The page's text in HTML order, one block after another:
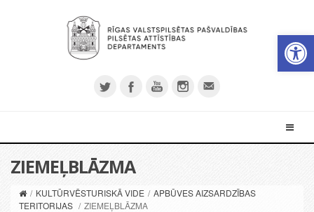
ZIEMEĻBLĀZMA
/ KULTŪRVĒSTURISKĀ VIDE / APBŪVES AIZSARDZĪBAS
TERITORIJAS / ZIEMEĻBLĀZMA